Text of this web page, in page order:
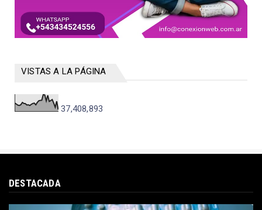
VISTAS A LA PÁGINA
37,408,893
DESTACADA